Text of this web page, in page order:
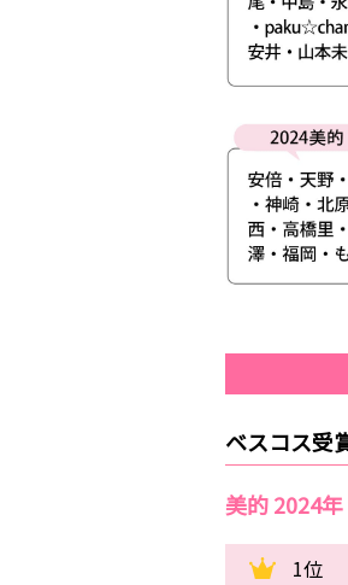
ベスコス受
美的 2024
1位